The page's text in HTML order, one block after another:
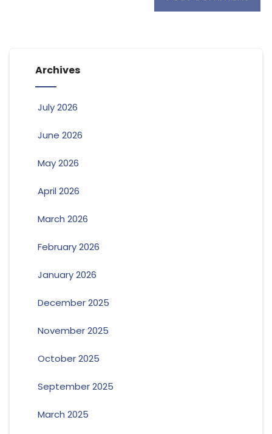
Archives
July 2026
June 2026
May 2026
April 2026
March 2026
February 2026
January 2026
December 2025
November 2025
October 2025
September 2025
March 2025